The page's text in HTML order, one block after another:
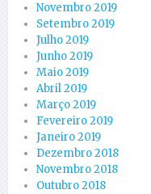
Novembro 2019
Setembro 2019
Julho 2019
Junho 2019
Maio 2019
Abril 2019
Março 2019
Fevereiro 2019
Janeiro 2019
Dezembro 2018
Novembro 2018
Outubro 2018